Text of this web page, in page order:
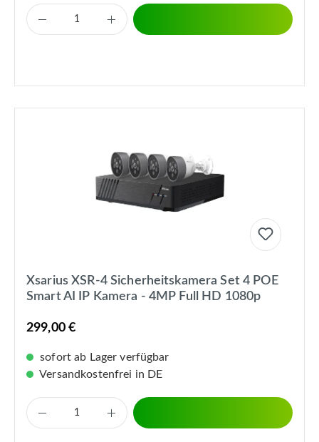
Xsarius XSR-4 Sicherheitskamera Set 4 POE
Smart AI IP Kamera - 4MP Full HD 1080p
299,00 €
sofort ab Lager verfügbar
Versandkostenfrei in DE